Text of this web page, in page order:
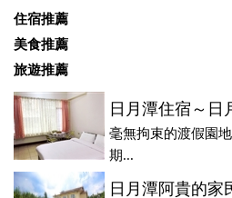
住宿推薦
美食推薦
旅遊推薦
日月潭住宿～日
毫無拘束的渡假園
期...
日月潭阿貴的家